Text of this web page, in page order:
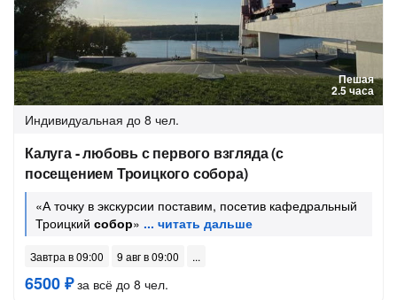
Пешая
2.5 часа
Индивидуальная до 8 чел.
Калуга - любовь с первого взгляда (с
посещением Троицкого собора)
«А точку в экскурсии поставим, посетив кафедральный
Троицкий собор»
Завтра в 09:00 9 авг в 09:00
6500 ₽за всё до 8 чел.